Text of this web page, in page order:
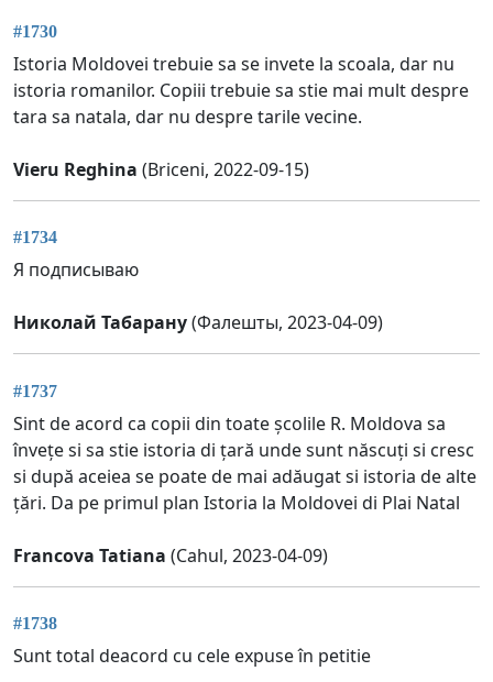
#1730
Istoria Moldovei trebuie sa se invete la scoala, dar nu
istoria romanilor. Copiii trebuie sa stie mai mult despre
tara sa natala, dar nu despre tarile vecine.
Vieru Reghina (Briceni, 2022-09-15)
#1734
Я подписываю
Николай Табарану(Фалешты, 2023-04-09)
#1737
Sint de acord ca copii din toate școlile R. Moldova sa
învețe si sa stie istoria di țară unde sunt născuți si cresc
si după aceiea se poate de mai adăugat si istoria de alte
țări. Da pe primul plan Istoria la Moldovei di Plai Natal
Francova Tatiana (Cahul, 2023-04-09)
#1738
Sunt total deacord cu cele expuse în petitie